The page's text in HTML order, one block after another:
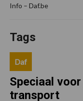
Info – Daf.be
Tags
Daf
Speciaal
transport